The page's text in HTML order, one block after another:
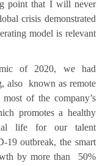
point that I will never
crisis demonstrated
model is relevant
of 2020, we had
also known as remote
of the company’s
promotes a healthy
life for our talent
outbreak, the smart
by more than 50%